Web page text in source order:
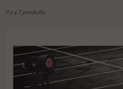
Il y a 7 produits.